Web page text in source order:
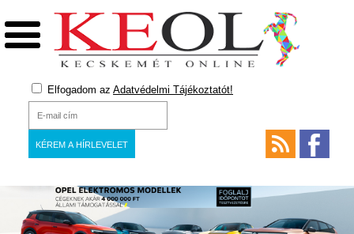
Elfogadom az Adatvédelmi Tájékoztatót!